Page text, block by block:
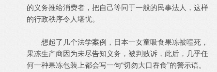
的义务推给消费者，把自己等同于一般的民事法人，这样
的行政秩序令人堪忧。
想起了几个法学案例，日本一女童吸食果冻被噎死，
果冻生产商因为未尽告知义务，被判败诉，此后，几乎任
何一种果冻包装上都会写一句“切勿大口吞食”的警示语。